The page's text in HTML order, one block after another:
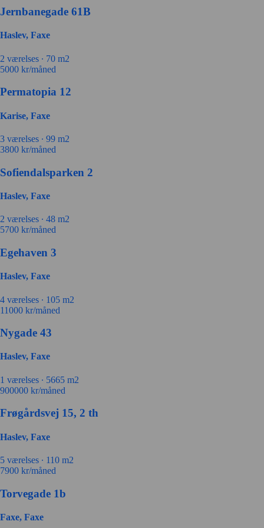
Jernbanegade 61B
Haslev, Faxe
2 værelses ∙ 70 m2
5000 kr/måned
Permatopia 12
Karise, Faxe
3 værelses ∙ 99 m2
3800 kr/måned
Sofiendalsparken 2
Haslev, Faxe
2 værelses ∙ 48 m2
5700 kr/måned
Egehaven 3
Haslev, Faxe
4 værelses ∙ 105 m2
11000 kr/måned
Nygade 43
Haslev, Faxe
1 værelses ∙ 5665 m2
900000 kr/måned
Frøgårdsvej 15, 2 th
Haslev, Faxe
5 værelses ∙ 110 m2
7900 kr/måned
Torvegade 1b
Faxe, Faxe